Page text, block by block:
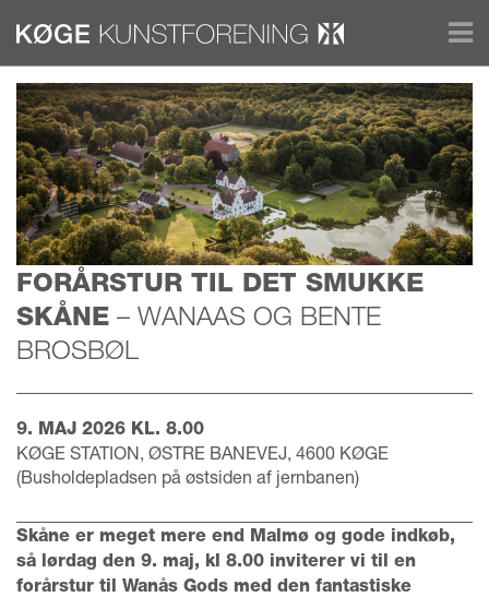
FORÅRSTUR TIL DET SMUKKE
SKÅNE – WANAAS OG BENTE
BROSBØL
9. MAJ 2026 KL. 8.00
KØGE STATION, ØSTRE BANEVEJ, 4600 KØGE
(Busholdepladsen på østsiden af jernbanen)
Skåne er meget mere end Malmø og gode indkøb,
så lørdag den 9. maj, kl 8.00 inviterer vi til en
forårstur til Wanås Gods med den fantastiske